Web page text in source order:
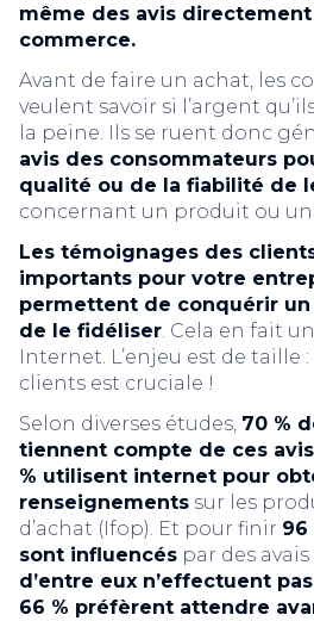
même des avis
commerce.
Avant de faire un achat, les
veulent savoir si l’argent
la peine. Ils se ruent donc
avis des consommateurs
qualité ou de la fiabilité de
concernant un produit ou un
Les témoignages des
importants pour votre
permettent de conquérir
de le fidéliser. Cela en fait
Internet. L’enjeu est de taille
clients est cruciale !
Selon diverses études, 70 %
tiennent compte de ces avis
% utilisent internet pour
renseignements sur les
d’achat (Ifop). Et pour finir 96
sont influencés par des
d’entre eux n’effectuent pas
66 % préfèrent attendre